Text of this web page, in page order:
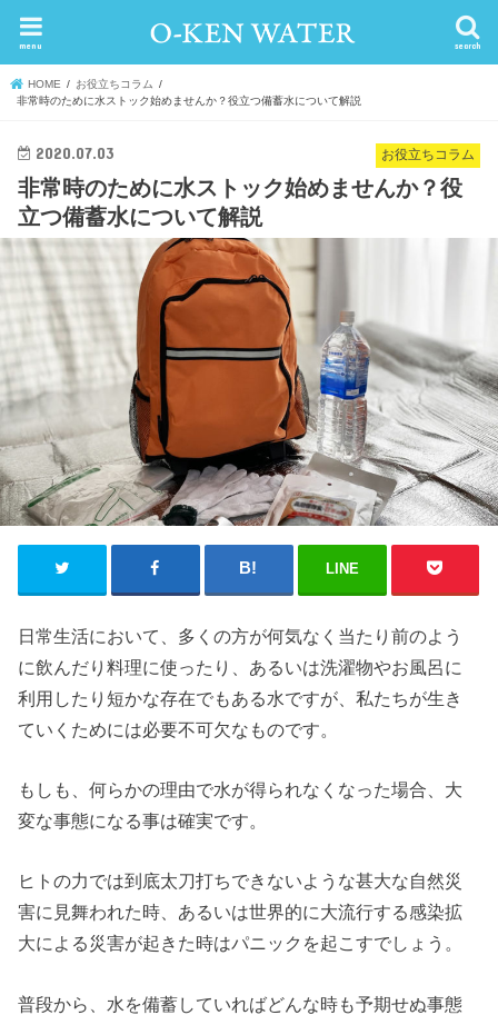
search
menu
HOME
お役立ちコラム
非常時のために水ストック始めませんか？役立つ備蓄水について解説
お役立ちコラム
2020.07.03
非常時のために水ストック始めませんか？役
立つ備蓄水について解説
LINE
日常生活において、多くの方が何気なく当たり前のよう
に飲んだり料理に使ったり、あるいは洗濯物やお風呂に
利用したり短かな存在でもある水ですが、私たちが生き
ていくためには必要不可欠なものです。
もしも、何らかの理由で水が得られなくなった場合、大
変な事態になる事は確実です。
ヒトの力では到底太刀打ちできないような甚大な自然災
害に見舞われた時、あるいは世界的に大流行する感染拡
大による災害が起きた時はパニックを起こすでしょう。
普段から、水を備蓄していればどんな時も予期せぬ事態